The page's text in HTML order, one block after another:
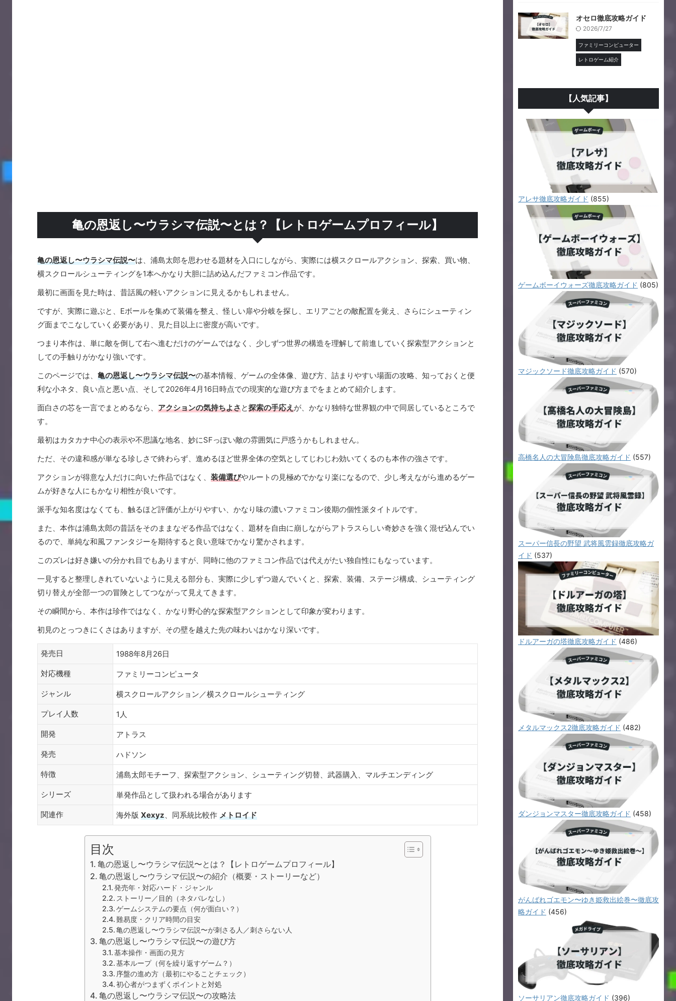
亀の恩返し〜ウラシマ伝説〜とは？【レトロゲームプロフィール】
亀の恩返し〜ウラシマ伝説〜は、浦島太郎を思わせる題材を入口にしながら、実際には横スクロールアクション、探索、買い物、
横スクロールシューティングを1本へかなり大胆に詰め込んだファミコン作品です。
最初に画面を見た時は、昔話風の軽いアクションに見えるかもしれません。
ですが、実際に遊ぶと、Eボールを集めて装備を整え、怪しい扉や分岐を探し、エリアごとの敵配置を覚え、さらにシューティン
グ面までこなしていく必要があり、見た目以上に密度が高いです。
つまり本作は、単に敵を倒して右へ進むだけのゲームではなく、少しずつ世界の構造を理解して前進していく探索型アクションと
しての手触りがかなり強いです。
このページでは、 亀の恩返し〜ウラシマ伝説〜の基本情報、ゲームの全体像、遊び方、詰まりやすい場面の攻略、知っておくと便
利な小ネタ、良い点と悪い点、そして2026年4月16日時点での現実的な遊び方までをまとめて紹介します。
面白さの芯を一言でまとめるなら、 アクションの気持ちよさと探索の手応えが、かなり独特な世界観の中で同居しているところで
す。
最初はカタカナ中心の表示や不思議な地名、妙にSFっぽい敵の雰囲気に戸惑うかもしれません。
ただ、その違和感が単なる珍しさで終わらず、進めるほど世界全体の空気としてじわじわ効いてくるのも本作の強さです。
アクションが得意な人だけに向いた作品ではなく、 装備選びやルートの見極めでかなり楽になるので、少し考えながら進めるゲー
ムが好きな人にもかなり相性が良いです。
派手な知名度はなくても、触るほど評価が上がりやすい、かなり味の濃いファミコン後期の個性派タイトルです。
また、本作は浦島太郎の昔話をそのままなぞる作品ではなく、題材を自由に崩しながらアトラスらしい奇妙さを強く混ぜ込んでい
るので、単純な和風ファンタジーを期待すると良い意味でかなり驚かされます。
このズレは好き嫌いの分かれ目でもありますが、同時に他のファミコン作品では代えがたい独自性にもなっています。
一見すると整理しきれていないように見える部分も、実際に少しずつ遊んでいくと、探索、装備、ステージ構成、シューティング
切り替えが全部一つの冒険としてつながって見えてきます。
その瞬間から、本作は珍作ではなく、かなり野心的な探索型アクションとして印象が変わります。
初見のとっつきにくさはありますが、その壁を越えた先の味わいはかなり深いです。
発売日 1988年8月26日
対応機種 ファミリーコンピュータ
ジャンル 横スクロールアクション／横スクロールシューティング
プレイ人数 1人
開発 アトラス
発売 ハドソン
特徴 浦島太郎モチーフ、探索型アクション、シューティング切替、武器購入、マルチエンディング
シリーズ 単発作品として扱われる場合があります
関連作 海外版 Xexyz、同系統比較作 メトロイド
目次
亀の恩返し〜ウラシマ伝説〜とは？【レトロゲームプロフィール】
亀の恩返し〜ウラシマ伝説〜の紹介（概要・ストーリーなど）
発売年・対応ハード・ジャンル
ストーリー／目的（ネタバレなし）
ゲームシステムの要点（何が面白い？）
難易度・クリア時間の目安
亀の恩返し〜ウラシマ伝説〜が刺さる人／刺さらない人
亀の恩返し〜ウラシマ伝説〜の遊び方
基本操作・画面の見方
基本ループ（何を繰り返すゲーム？）
序盤の進め方（最初にやることチェック）
初心者がつまずくポイントと対処
亀の恩返し〜ウラシマ伝説〜の攻略法
オセロ徹底攻略ガイド
2026/7/27
ファミリーコンピューター
レトロゲーム紹介
【人気記事】
アレサ徹底攻略ガイド (855)
ゲームボーイウォーズ徹底攻略ガイド (805)
マジックソード徹底攻略ガイド (570)
高橋名人の大冒険島徹底攻略ガイド (557)
スーパー信長の野望 武将風雲録徹底攻略ガ
イド (537)
ドルアーガの塔徹底攻略ガイド (486)
メタルマックス2徹底攻略ガイド (482)
ダンジョンマスター徹底攻略ガイド (458)
がんばれゴエモン〜ゆき姫救出絵巻〜徹底攻
略ガイド (456)
ソーサリアン徹底攻略ガイド (396)